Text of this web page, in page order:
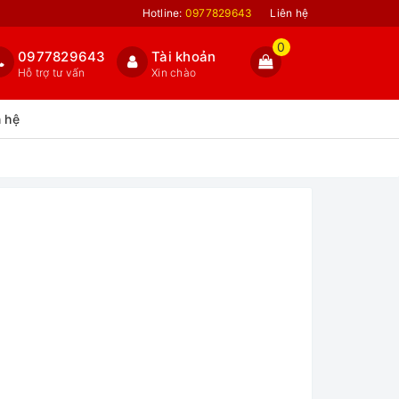
Hotline: 0977829643 Liên hệ
0977829643
Hỗ trợ tư vấn
Tài khoản
Xin chào
0
hệ